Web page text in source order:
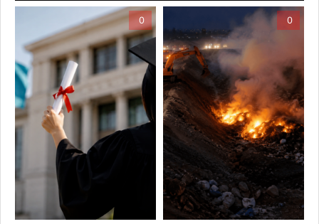
сборы в Алматинскую область
6 августа 2026 г. 12:12 149
Первый раз с ИИ в первый класс: казахстанских
первоклассников начнут учить искусственному
интеллекту
6 августа 2026 г. 10:47 149
Казахстанцы назвали доход, при котором не
считают себя бедными
6 августа 2026 г. 09:52 152
Пожар в Аксайском ущелье под Алматы
0 0